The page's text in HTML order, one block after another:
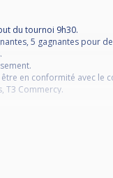
du tournoi 9h30.
5 gagnantes pour
en conformité avec le
T3 Commercy.
:
abandon